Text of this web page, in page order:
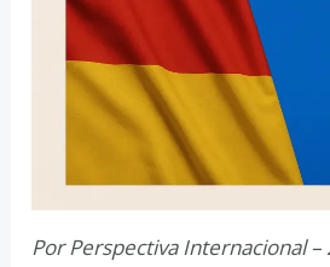
Por Perspectiva Internacional